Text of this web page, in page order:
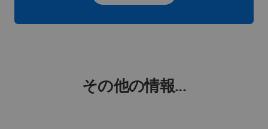
その他の情報...